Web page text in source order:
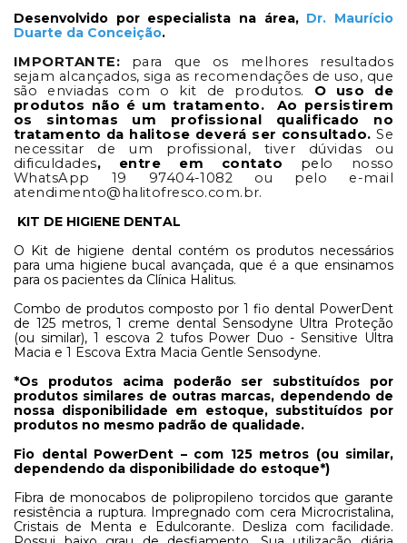
Desenvolvido por especialista na área, Dr. Maurício
Duarte da Conceição.
IMPORTANTE: para que os melhores resultados
sejam alcançados, siga as recomendações de uso, que
são enviadas com o kit de produtos. O uso de
produtos não é um tratamento. Ao persistirem
os sintomas um profissional qualificado no
tratamento da halitose deverá ser consultado. Se
necessitar de um profissional, tiver dúvidas ou
dificuldades, entre em contato pelo nosso
WhatsApp 19 97404-1082 ou pelo e-mail
atendimento@halitofresco.com.br.
KIT DE HIGIENE DENTAL
O Kit de higiene dental contém os produtos necessários
para uma higiene bucal avançada, que é a que ensinamos
para os pacientes da Clínica Halitus.
Combo de produtos composto por 1 fio dental PowerDent
de 125 metros, 1 creme dental Sensodyne Ultra Proteção
(ou similar), 1 escova 2 tufos Power Duo - Sensitive Ultra
Macia e 1 Escova Extra Macia Gentle Sensodyne.
*Os produtos acima poderão ser substituídos por
produtos similares de outras marcas, dependendo de
nossa disponibilidade em estoque, substituídos por
produtos no mesmo padrão de qualidade.
Fio dental PowerDent – com 125 metros (ou similar,
dependendo da disponibilidade do estoque*)
Fibra de monocabos de polipropileno torcidos que garante
resistência a ruptura. Impregnado com cera Microcristalina,
Cristais de Menta e Edulcorante. Desliza com facilidade.